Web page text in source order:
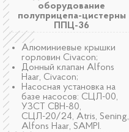
оборудование
полуприцепа-цистерны
ППЦ-36
Алюминиевые крышки
горловин Civacon;
Донный клапан Alfons
Haar, Civacon;
Насосная установка на
базе насосов: СЦЛ-00,
УЗСТ СВН-80,
СЦЛ-20/24, Atris, Sening,
Alfons Haar, SAMPI.